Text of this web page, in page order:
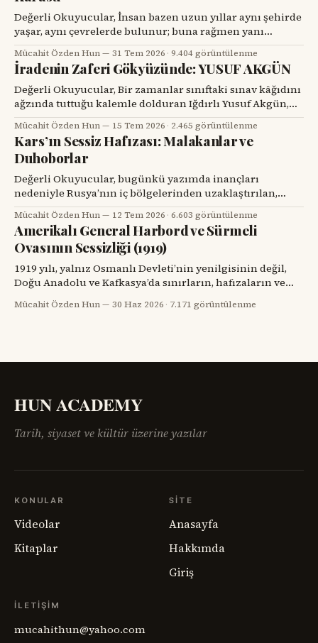
Değerli Okuyucular, İnsan bazen uzun yıllar aynı şehirde
yaşar, aynı çevrelerde bulunur; buna rağmen yanı
başındaki değerli bir hemşehrisini tanımak için bir
tesadüfü beklemek zorunda kalır. Prof. Dr. Hakan Alpay
Karasu’yla tanışmam da böyle oldu. Onu ilk gördüğümde,
karşımdaki kişinin başarılı bir diş hekimi, bilim insanı ve
üniversite yöneticisi
Mücahit Özden Hun 31 Tem 2026 ·9.404 görüntülenme
İradenin Zaferi Gökyüzünde: YUSUF AKGÜN
Değerli Okuyucular, Bir zamanlar sınıftaki sınav kâğıdını
ağzında tuttuğu kalemle dolduran Iğdırlı Yusuf Akgün,
bugün aynı kalemle Türkiye’nin millî muharip uçağı
KAAN’ı çiziyor. Çocuk yuvalarından dünya spor
sahnelerine, resim atölyelerinden TUSAŞ hangarlarına
uzanan bu yol, yalnızca bir başarı hikâyesi değil; insanın
kendi kaderine karşı verdiği büyük mücadelenin adıdır.
Mücahit Özden Hun 15 Tem 2026 · 2.465 görüntülenme
Kars’ın Sessiz Hafızası: Malakanlar ve
Duhoborlar
Değerli Okuyucular, bugünkü yazımda inançları
nedeniyle Rusya’nın iç bölgelerinden uzaklaştırılan,
Kars’ta köyler kurup toprağa kök salan ve tarihin başka
bir döneminde yeniden göç yollarına düşen iki
topluluğun hikâyesini dikkatinize sunacağım. Kars’ın
eski köylerinde kalın taş duvarlı bir eve, ahşap bir
verandaya, artık dönmeyen bir su değirmenine veya
Mücahit Özden Hun 12 Tem 2026 ·6.603 görüntülenme
Amerikalı General Harbord ve Sürmeli
Ovasının Sessizliği (1919)
1919 yılı, yalnız Osmanlı Devleti’nin yenilgisinin değil,
Doğu Anadolu ve Kafkasya’da sınırların, hafızaların ve
komşulukların parçalandığı bir yıldı. Savaş bitmiş
görünüyordu; fakat savaşın geride bıraktığı öfke, açlık,
Mücahit Özden Hun 30 Haz 2026 · 7.171 görüntülenme
HUN ACADEMY
Tarih, siyaset ve kültür üzerine yazılar
KONULAR
Videolar
Kitaplar
SITE
Anasayfa
Hakkımda
Giriş
İLETIŞIM
mucahithun@yahoo.com